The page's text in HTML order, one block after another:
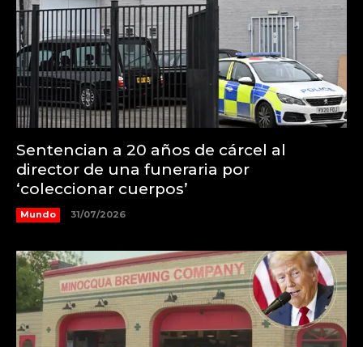
Sentencian a 20 años de cárcel al
director de una funeraria por
‘coleccionar cuerpos’
Mundo 31/07/2026